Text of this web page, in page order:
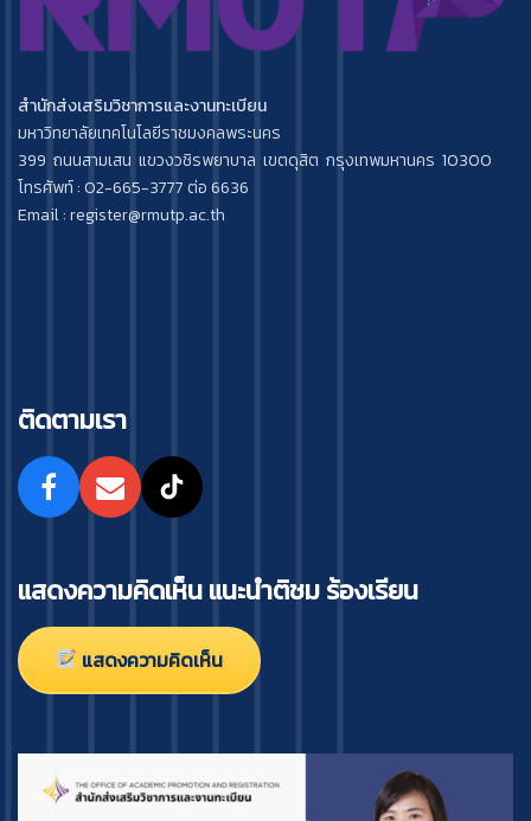
สำนักส่งเสริมวิชาการและงานทะเบียน
มหาวิทยาลัยเทคโนโลยีราชมงคลพระนคร
399 ถนนสามเสน แขวงวชิรพยาบาล เขตดุสิต กรุงเทพมหานคร 10300
โทรศัพท์ : 02-665-3777 ต่อ 6636
Email : register@rmutp.ac.th
ติดตามเรา
แสดงความคิดเห็น แนะนำติชม ร้องเรียน
แสดงความคิดเห็น